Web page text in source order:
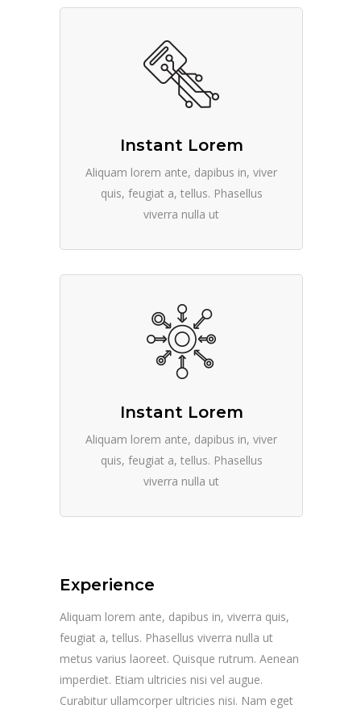
Instant Lorem
Aliquam lorem ante, dapibus in, viver
quis, feugiat a, tellus. Phasellus
viverra nulla ut
Instant Lorem
Aliquam lorem ante, dapibus in, viver
quis, feugiat a, tellus. Phasellus
viverra nulla ut
Experience
Aliquam lorem ante, dapibus in, viverra quis,
feugiat a, tellus. Phasellus viverra nulla ut
metus varius laoreet. Quisque rutrum. Aenean
imperdiet. Etiam ultricies nisi vel augue.
Curabitur ullamcorper ultricies nisi. Nam eget